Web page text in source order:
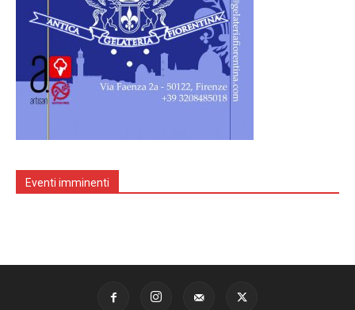
Eventi imminenti